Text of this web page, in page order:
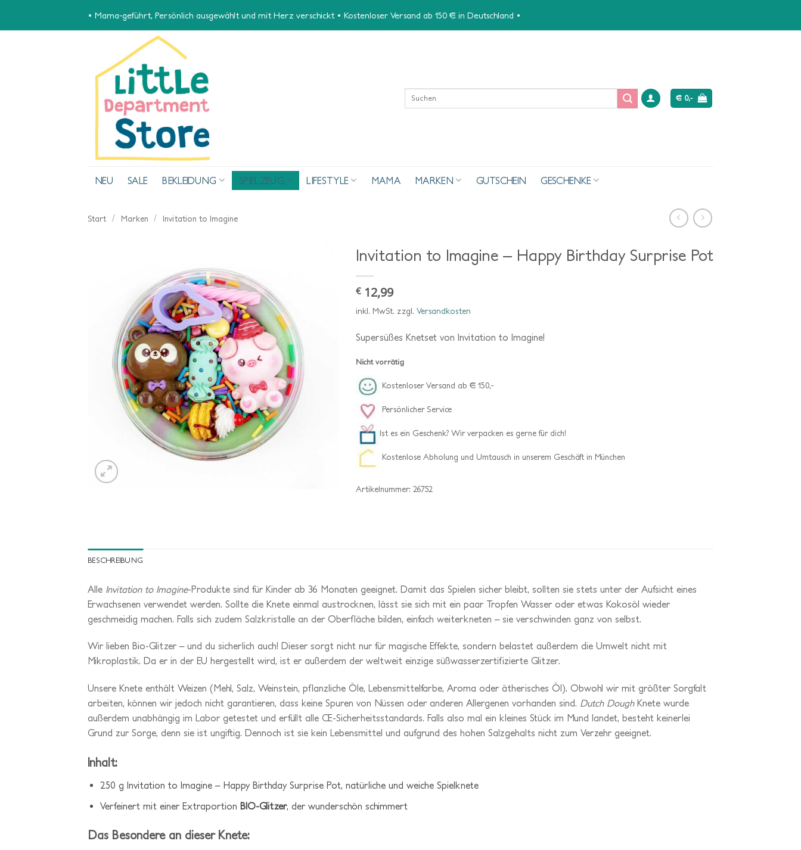
• Mama-geführt, Persönlich ausgewählt und mit Herz verschickt • Kostenloser Versand ab 150 € in Deutschland •
Suchen
nach:
€ 0,-
NEU SALE BEKLEIDUNG SPIELZEUG LIFESTYLE MAMA MARKEN GUTSCHEIN GESCHENKE
Start / Marken / Invitation to Imagine
Invitation to Imagine – Happy Birthday Surprise Pot
€ 12,99
inkl. MwSt. zzgl. Versandkosten
Supersüßes Knetset von Invitation to Imagine!
Nicht vorrätig
Kostenloser Versand ab € 150,-
Persönlicher Service
Ist es ein Geschenk? Wir verpacken es gerne für dich!
Kostenlose Abholung und Umtausch in unserem Geschäft in München
Artikelnummer: 26752
BESCHREIBUNG
Alle Invitation to Imagine-Produkte sind für Kinder ab 36 Monaten geeignet. Damit das Spielen sicher bleibt, sollten sie stets unter der Aufsicht eines
Erwachsenen verwendet werden. Sollte die Knete einmal austrocknen, lässt sie sich mit ein paar Tropfen Wasser oder etwas Kokosöl wieder
geschmeidig machen. Falls sich zudem Salzkristalle an der Oberfläche bilden, einfach weiterkneten – sie verschwinden ganz von selbst.
Wir lieben Bio-Glitzer – und du sicherlich auch! Dieser sorgt nicht nur für magische Effekte, sondern belastet außerdem die Umwelt nicht mit
Mikroplastik. Da er in der EU hergestellt wird, ist er außerdem der weltweit einzige süßwasserzertifizierte Glitzer.
Unsere Knete enthält Weizen (Mehl, Salz, Weinstein, pflanzliche Öle, Lebensmittelfarbe, Aroma oder ätherisches Öl). Obwohl wir mit größter Sorgfalt
arbeiten, können wir jedoch nicht garantieren, dass keine Spuren von Nüssen oder anderen Allergenen vorhanden sind. Dutch DoughKnete wurde
außerdem unabhängig im Labor getestet und erfüllt alle CE-Sicherheitsstandards. Falls also mal ein kleines Stück im Mund landet, besteht keinerlei
Grund zur Sorge, denn sie ist ungiftig. Dennoch ist sie kein Lebensmittel und aufgrund des hohen Salzgehalts nicht zum Verzehr geeignet.
Inhalt:
250 g Invitation to Imagine – Happy Birthday Surprise Pot, natürliche und weiche Spielknete
Verfeinert mit einer Extraportion BIO-Glitzer, der wunderschön schimmert
Das Besondere an dieser Knete: